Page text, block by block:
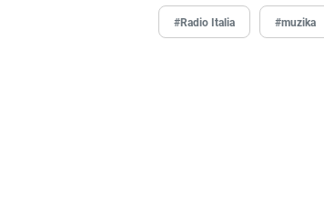
#Radio Italia #muzika